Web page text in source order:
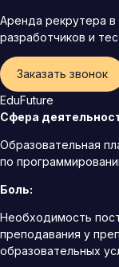
Аренда рекрутера
разработчиков и
Заказать звонок
EduFuture
Сфера
Образовательная
по
Боль:
Необходимость
преподавания у
образовательных